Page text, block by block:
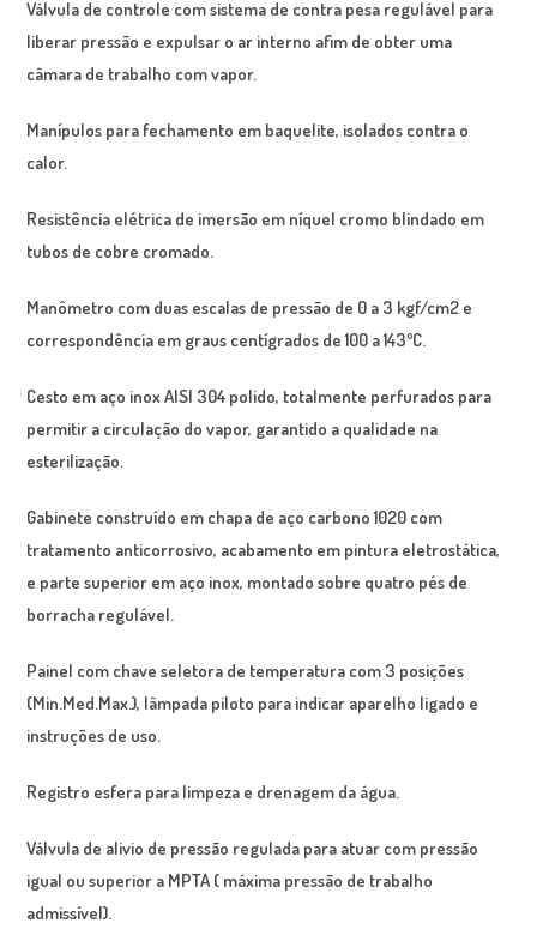
Válvula de controle com sistema de contra pesa regulável para
liberar pressão e expulsar o ar interno afim de obter uma
câmara de trabalho com vapor.
Manípulos para fechamento em baquelite, isolados contra o
calor.
Resistência elétrica de imersão em níquel cromo blindado em
tubos de cobre cromado.
Manômetro com duas escalas de pressão de 0 a 3 kgf/cm2 e
correspondência em graus centígrados de 100 a 143ºC.
Cesto em aço inox AISI 304 polido, totalmente perfurados para
permitir a circulação do vapor, garantido a qualidade na
esterilização.
Gabinete construído em chapa de aço carbono 1020 com
tratamento anticorrosivo, acabamento em pintura eletrostática,
e parte superior em aço inox, montado sobre quatro pés de
borracha regulável.
Painel com chave seletora de temperatura com 3 posições
(Min.Med.Max.), lâmpada piloto para indicar aparelho ligado e
instruções de uso.
Registro esfera para limpeza e drenagem da água.
Válvula de alivio de pressão regulada para atuar com pressão
igual ou superior a MPTA ( máxima pressão de trabalho
admissível).